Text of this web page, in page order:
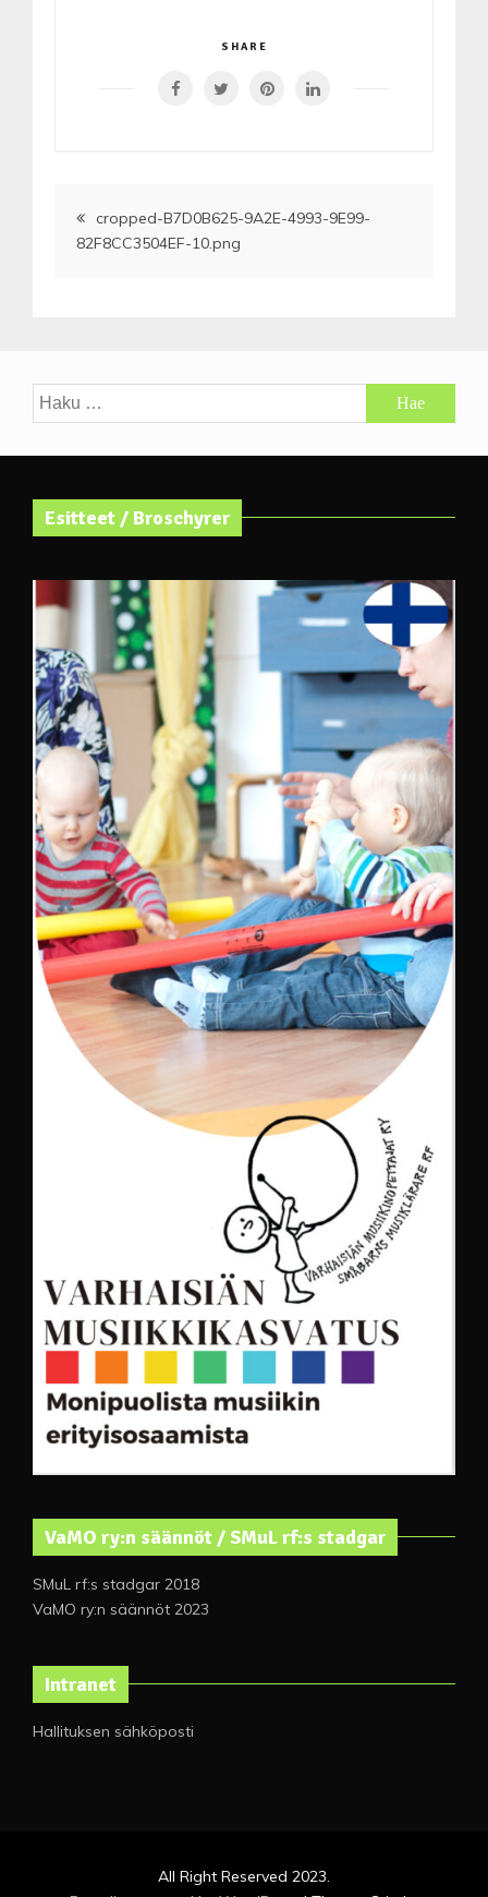
SHARE
Artikkelien
cropped-B7D0B625-9A2E-4993-9E99-
82F8CC3504EF-10.png
Haku:
Esitteet / Broschyrer
VaMO ry:n säännöt / SMuL rf:s stadgar
SMuL rf:s stadgar 2018
VaMO ry:n säännöt 2023
Intranet
Hallituksen sähköposti
All Right Reserved 2023.